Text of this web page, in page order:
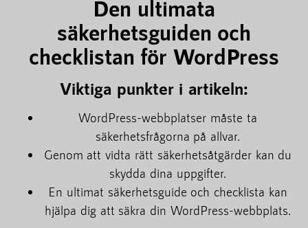
Den ultimata
säkerhetsguiden och
checklistan för WordPress
Viktiga punkter i artikeln:
WordPress-webbplatser måste ta
säkerhetsfrågorna på allvar.
Genom att vidta rätt säkerhetsåtgärder kan du
skydda dina uppgifter.
En ultimat säkerhetsguide och checklista kan
hjälpa dig att säkra din WordPress-webbplats.